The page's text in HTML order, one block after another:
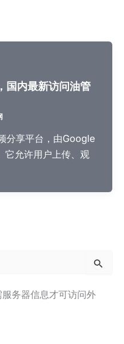
国内最新访问油管
分享平台，由Google
允许用户上传、观
务器信息才可访问外